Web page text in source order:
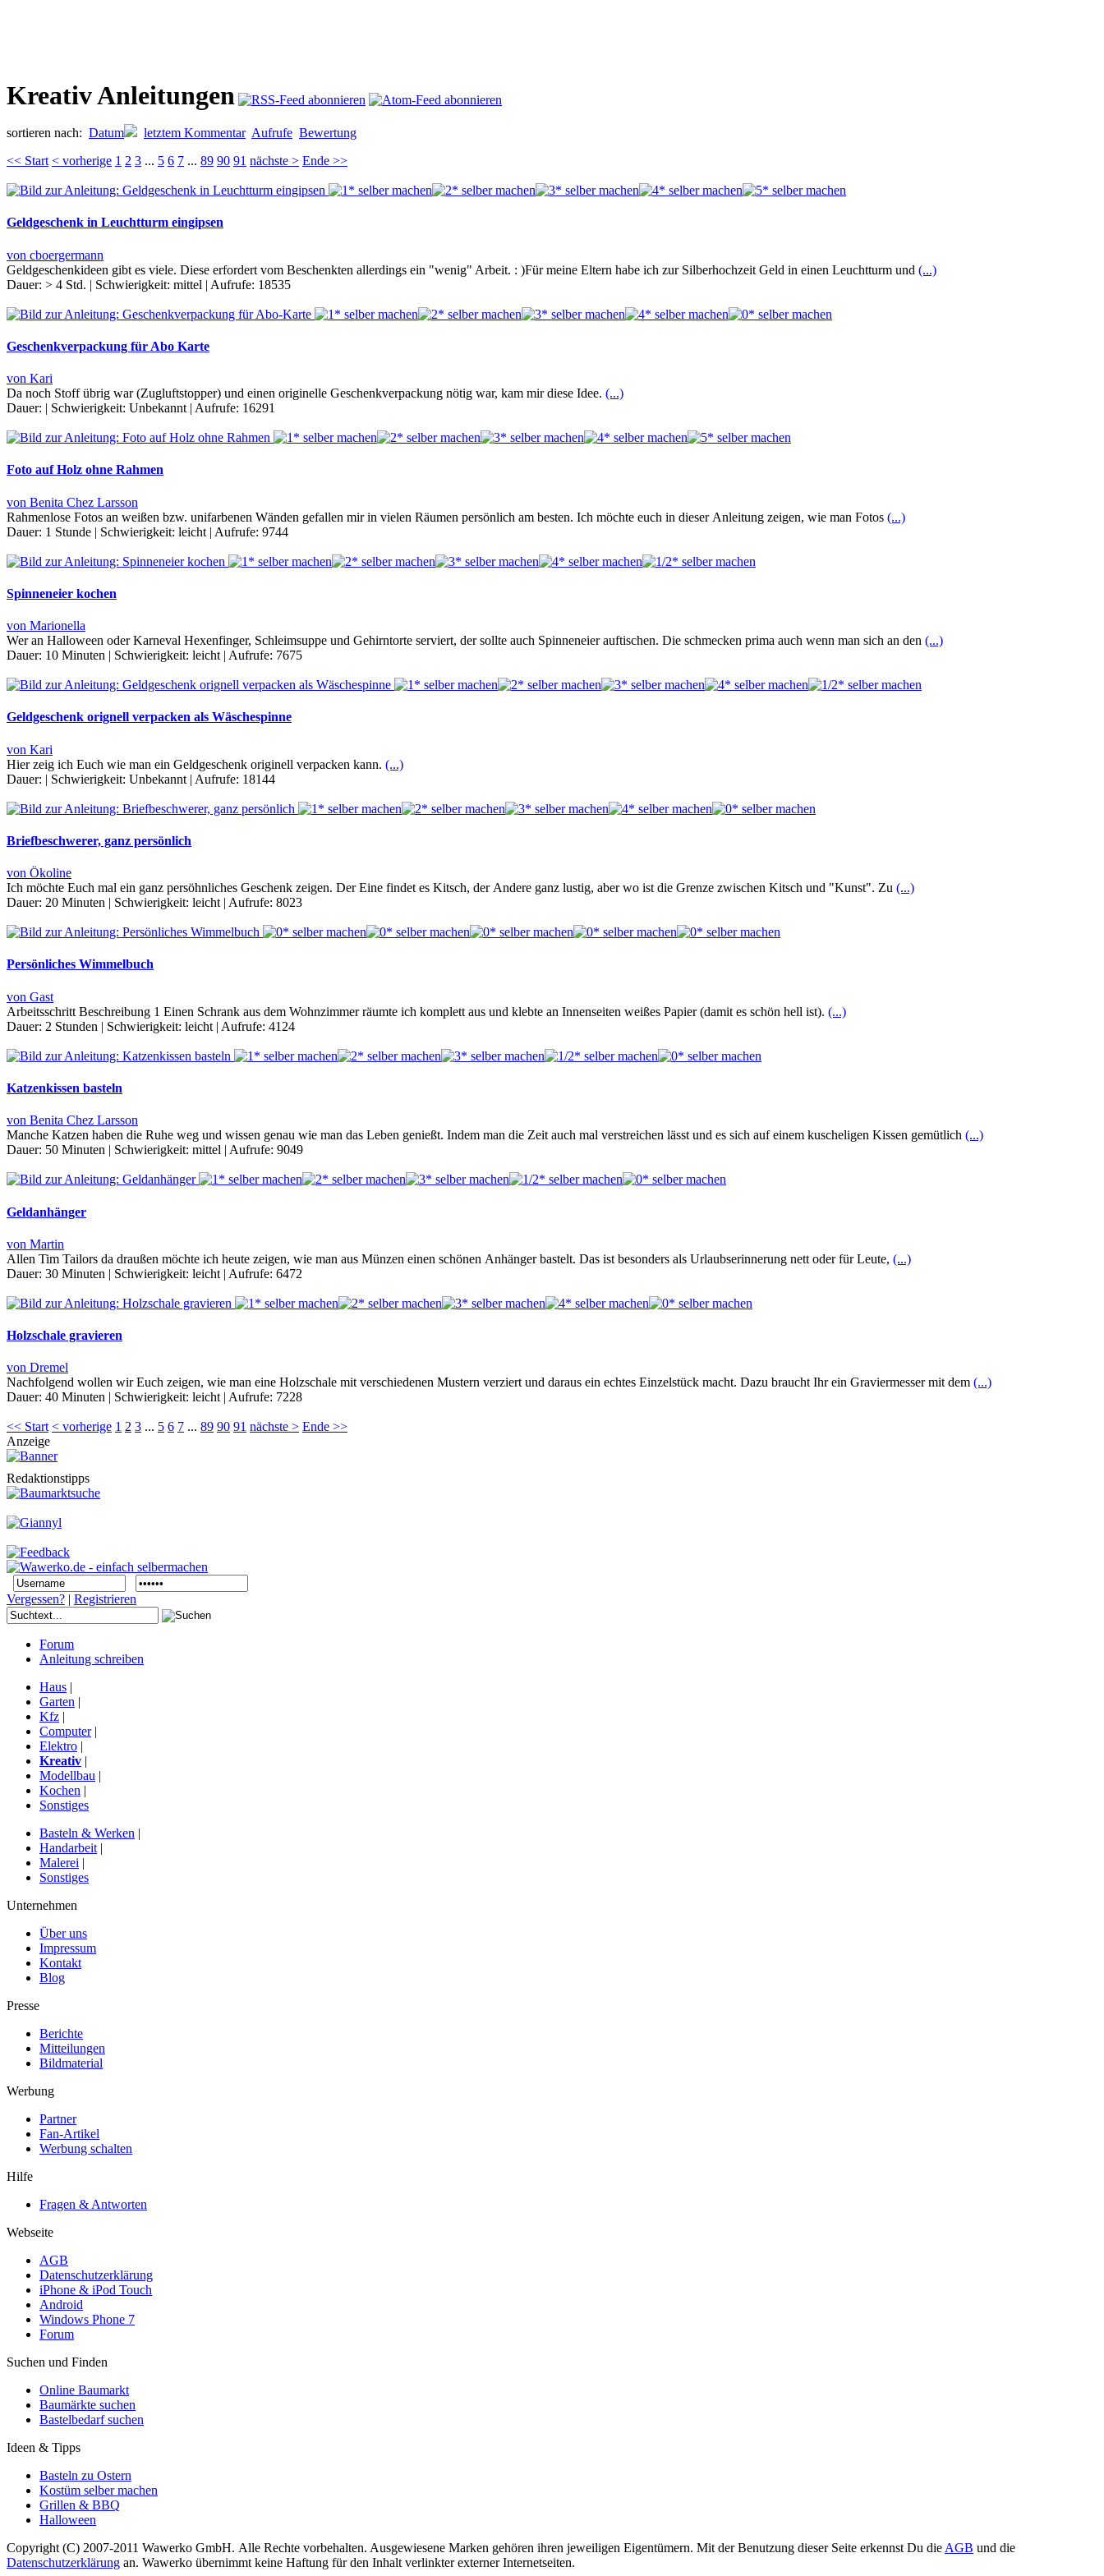
Kreativ Anleitungen
sortieren nach: Datum letztem Kommentar Aufrufe Bewertung
<< Start < vorherige 1 2 3 ... 5 6 7 ... 89 90 91 nächste > Ende >>
Geldgeschenk in Leuchtturm eingipsen
von cboergermann
Geldgeschenkideen gibt es viele. Diese erfordert vom Beschenkten allerdings ein "wenig" Arbeit. : )Für meine Eltern habe ich zur Silberhochzeit Geld in einen Leuchtturm und (...)
Dauer: > 4 Std. | Schwierigkeit: mittel | Aufrufe: 18535
Geschenkverpackung für Abo Karte
von Kari
Da noch Stoff übrig war (Zugluftstopper) und einen originelle Geschenkverpackung nötig war, kam mir diese Idee. (...)
Dauer: | Schwierigkeit: Unbekannt | Aufrufe: 16291
Foto auf Holz ohne Rahmen
von Benita Chez Larsson
Rahmenlose Fotos an weißen bzw. unifarbenen Wänden gefallen mir in vielen Räumen persönlich am besten. Ich möchte euch in dieser Anleitung zeigen, wie man Fotos (...)
Dauer: 1 Stunde | Schwierigkeit: leicht | Aufrufe: 9744
Spinneneier kochen
von Marionella
Wer an Halloween oder Karneval Hexenfinger, Schleimsuppe und Gehirntorte serviert, der sollte auch Spinneneier auftischen. Die schmecken prima auch wenn man sich an den (...)
Dauer: 10 Minuten | Schwierigkeit: leicht | Aufrufe: 7675
Geldgeschenk orignell verpacken als Wäschespinne
von Kari
Hier zeig ich Euch wie man ein Geldgeschenk originell verpacken kann. (...)
Dauer: | Schwierigkeit: Unbekannt | Aufrufe: 18144
Briefbeschwerer, ganz persönlich
von Ökoline
Ich möchte Euch mal ein ganz persöhnliches Geschenk zeigen. Der Eine findet es Kitsch, der Andere ganz lustig, aber wo ist die Grenze zwischen Kitsch und "Kunst". Zu (...)
Dauer: 20 Minuten | Schwierigkeit: leicht | Aufrufe: 8023
Persönliches Wimmelbuch
von Gast
Arbeitsschritt Beschreibung 1 Einen Schrank aus dem Wohnzimmer räumte ich komplett aus und klebte an Innenseiten weißes Papier (damit es schön hell ist). (...)
Dauer: 2 Stunden | Schwierigkeit: leicht | Aufrufe: 4124
Katzenkissen basteln
von Benita Chez Larsson
Manche Katzen haben die Ruhe weg und wissen genau wie man das Leben genießt. Indem man die Zeit auch mal verstreichen lässt und es sich auf einem kuscheligen Kissen gemütlich (...)
Dauer: 50 Minuten | Schwierigkeit: mittel | Aufrufe: 9049
Geldanhänger
von Martin
Allen Tim Tailors da draußen möchte ich heute zeigen, wie man aus Münzen einen schönen Anhänger bastelt. Das ist besonders als Urlaubserinnerung nett oder für Leute, (...)
Dauer: 30 Minuten | Schwierigkeit: leicht | Aufrufe: 6472
Holzschale gravieren
von Dremel
Nachfolgend wollen wir Euch zeigen, wie man eine Holzschale mit verschiedenen Mustern verziert und daraus ein echtes Einzelstück macht. Dazu braucht Ihr ein Graviermesser mit dem (...)
Dauer: 40 Minuten | Schwierigkeit: leicht | Aufrufe: 7228
<< Start < vorherige 1 2 3 ... 5 6 7 ... 89 90 91 nächste > Ende >>
Anzeige
Redaktionstipps
Vergessen? | Registrieren
Forum
Anleitung schreiben
Haus |
Garten |
Kfz |
Computer|
Elektro |
Kreativ |
Modellbau |
Kochen |
Sonstiges
Basteln & Werken |
Handarbeit |
Malerei |
Sonstiges
Unternehmen
Über uns
Impressum
Kontakt
Blog
Presse
Berichte
Mitteilungen
Bildmaterial
Werbung
Partner
Fan-Artikel
Werbung schalten
Hilfe
Fragen & Antworten
Webseite
AGB
Datenschutzerklärung
iPhone & iPod Touch
Android
Windows Phone 7
Forum
Suchen und Finden
Online Baumarkt
Baumärkte suchen
Bastelbedarf suchen
Ideen & Tipps
Basteln zu Ostern
Kostüm selber machen
Grillen & BBQ
Halloween
Copyright (C) 2007-2011 Wawerko GmbH. Alle Rechte vorbehalten. Ausgewiesene Marken gehören ihren jeweiligen Eigentümern. Mit der Benutzung dieser Seite erkennst Du die AGB und die
Datenschutzerklärung an. Wawerko übernimmt keine Haftung für den Inhalt verlinkter externer Internetseiten.